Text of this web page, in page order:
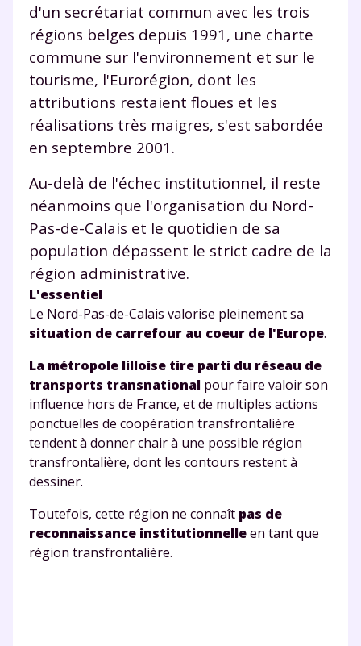
d'un secrétariat commun avec les trois
régions belges depuis 1991, une charte
commune sur l'environnement et sur le
tourisme, l'Eurorégion, dont les
attributions restaient floues et les
réalisations très maigres, s'est sabordée
en septembre 2001.
Au-delà de l'échec institutionnel, il reste
néanmoins que l'organisation du Nord-
Pas-de-Calais et le quotidien de sa
population dépassent le strict cadre de la
région administrative.
L'essentiel
Le Nord-Pas-de-Calais valorise pleinement sa
situation de carrefour au coeur de l'Europe.
La métropole lilloise tire parti du réseau de
transports transnational pour faire valoir son
influence hors de France, et de multiples actions
ponctuelles de coopération transfrontalière
tendent à donner chair à une possible région
transfrontalière, dont les contours restent à
dessiner.
Toutefois, cette région ne connaît pas de
reconnaissance institutionnelleen tant que
région transfrontalière.
Votre adresse e-mail sera exclusivement utilisée pour
vous envoyer notre newsletter. Vous pourrez vous
désinscrire à tout moment, à travers le lien de
désinscription présent dans chaque newsletter. Pour
en savoir plus sur la gestion de vos données
personnelles et pour exercer vos droits, vous pouvez
consulternotre charte.